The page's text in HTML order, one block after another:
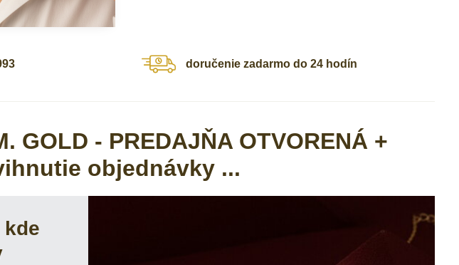
doručenie zadarmo do 24 hodín
GOLD - PREDAJŇA OTVORENÁ +
objednávky ...
kde